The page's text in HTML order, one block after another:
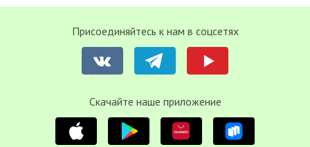
Присоединяйтесь к нам в соцсетях
Cкачайте наше приложение